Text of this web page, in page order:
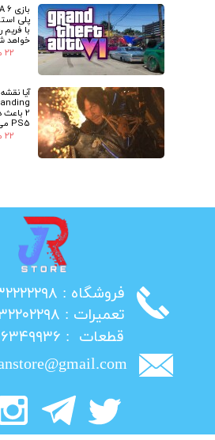
خواهد
۲۲ مرداد ۰۴
آیا
2
PS5 می‌شود؟
۲۲ مرداد ۰۴
​فروشگاه : ۰۲۶۳۲۲۲۲۲۹۸
​تعمیرات : ۰۲۶۳۲۲۰۲۲۹۸
​قطعات : ۰۲۱۳۶۳۴۹۹۳۶